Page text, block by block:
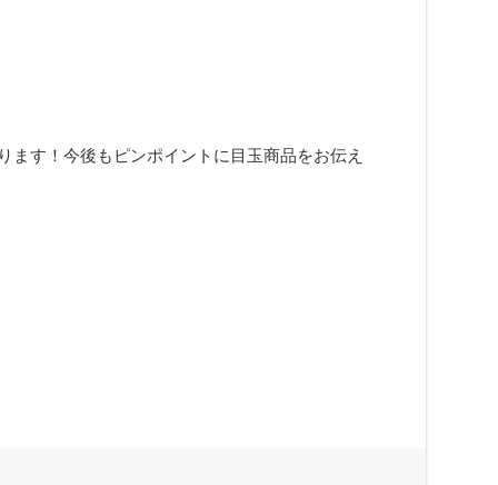
す！今後もピンポイントに目玉商品をお伝え